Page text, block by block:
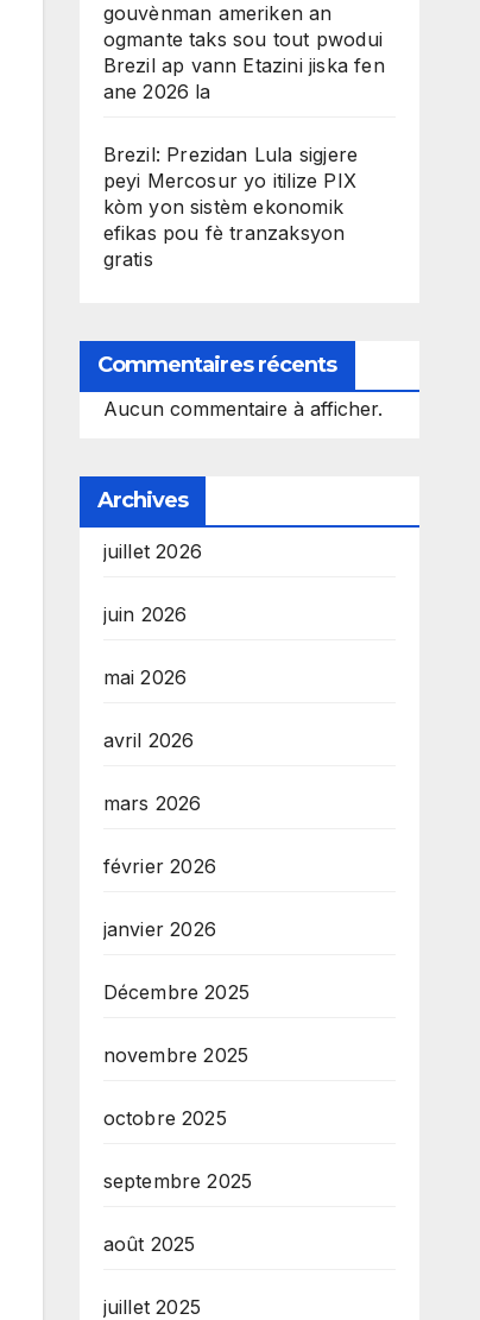
gouvènman ameriken an
ogmante taks sou tout pwodui
Brezil ap vann Etazini jiska fen
ane 2026 la
Brezil: Prezidan Lula sigjere
peyi Mercosur yo itilize PIX
kòm yon sistèm ekonomik
efikas pou fè tranzaksyon
gratis
Commentaires récents
Aucun commentaire à afficher.
Archives
juillet 2026
juin 2026
mai 2026
avril 2026
mars 2026
février 2026
janvier 2026
Décembre 2025
novembre 2025
octobre 2025
septembre 2025
août 2025
juillet 2025